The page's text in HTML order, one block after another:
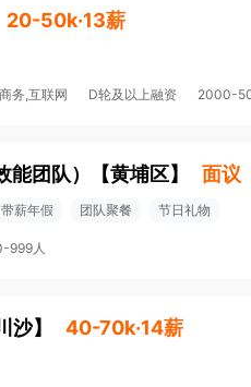
20-50k·13薪
务,互联网 D轮及以上融资 2000-
团队） 【黄埔区】 面议
带薪年假 团队聚餐 节日礼物
999人
沙】 40-70k·14薪